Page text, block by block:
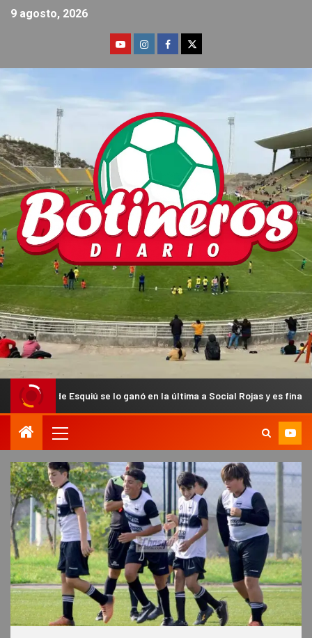
9 agosto, 2026
se lo ganó en la última a Social Rojas y es finalista del Anual